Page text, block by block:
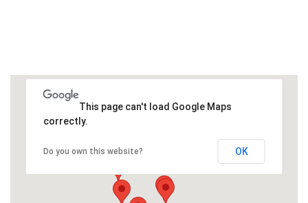
This page can't load Google Maps
correctly.
Do you own this website? OK